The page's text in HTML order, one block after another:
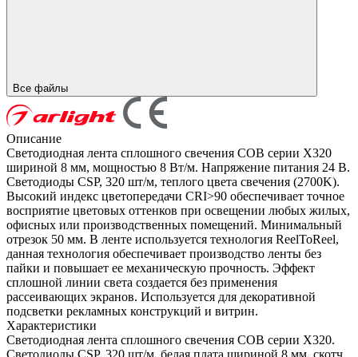
Все файлы
Описание
Светодиодная лента сплошного свечения COB серии X320
шириной 8 мм, мощностью 8 Вт/м. Напряжение питания 24 В.
Светодиоды CSP, 320 шт/м, теплого цвета свечения (2700K).
Высокий индекс цветопередачи CRI>90 обеспечивает точное
восприятие цветовых оттенков при освещении любых жилых,
офисных или производственных помещений. Минимальный
отрезок 50 мм. В ленте используется технология ReelToReel,
данная технология обеспечивает производство ленты без
пайки и повышает ее механическую прочность. Эффект
сплошной линии света создается без применения
рассеивающих экранов. Используется для декоративной
подсветки рекламных конструкций и витрин.
Характеристики
Светодиодная лента сплошного свечения COB серии X320.